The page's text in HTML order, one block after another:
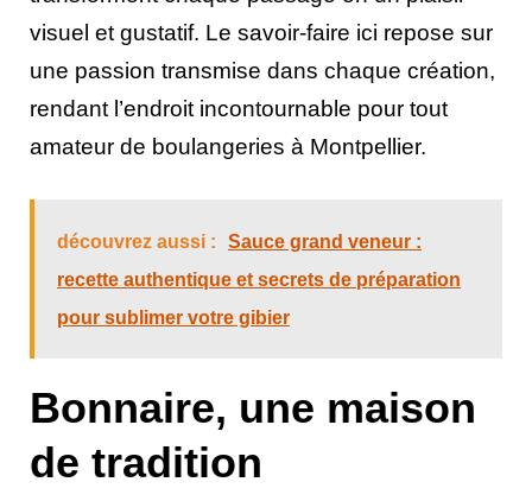
visuel et gustatif. Le savoir-faire ici repose sur
une passion transmise dans chaque création,
rendant l’endroit incontournable pour tout
amateur de boulangeries à Montpellier.
découvrez aussi :
Sauce grand veneur :
recette authentique et secrets de préparation
pour sublimer votre gibier
Bonnaire, une maison
de tradition